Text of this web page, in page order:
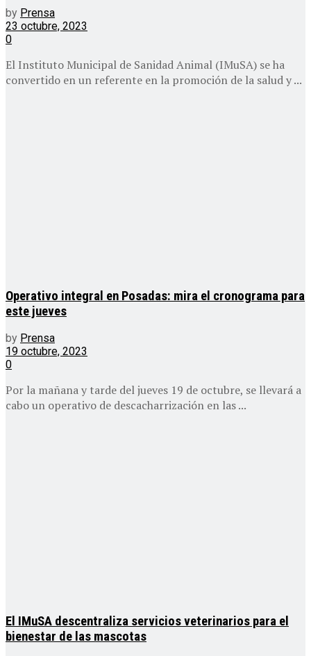
by Prensa
23 octubre, 2023
0
El Instituto Municipal de Sanidad Animal (IMuSA) se ha
convertido en un referente en la promoción de la salud y ...
Operativo integral en Posadas: mira el cronograma para
este jueves
by Prensa
19 octubre, 2023
0
Por la mañana y tarde del jueves 19 de octubre, se llevará a
cabo un operativo de descacharrización en las ...
El IMuSA descentraliza servicios veterinarios para el
bienestar de las mascotas